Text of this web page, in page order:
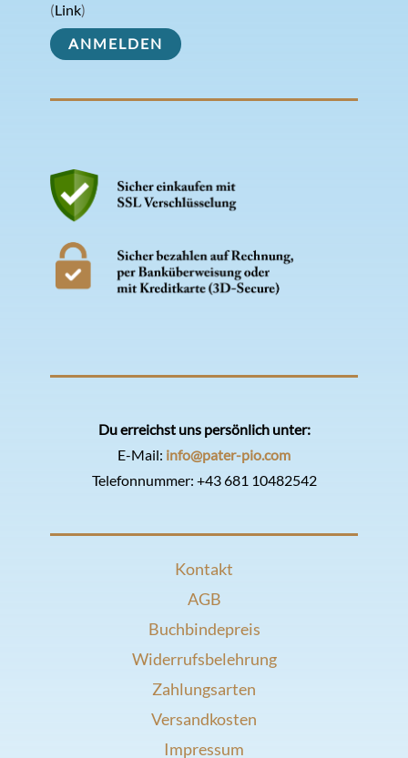
(Link)
Du erreichst uns persönlich unter:
E-Mail: info@pater-pio.com
Telefonnummer: +43 681 10482542
Kontakt
AGB
Buchbindepreis
Widerrufsbelehrung
Zahlungsarten
Versandkosten
Impressum